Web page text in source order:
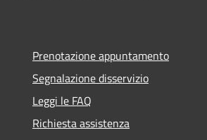
Prenotazione appuntamento
Segnalazione disservizio
Leggi le FAQ
Richiesta assistenza